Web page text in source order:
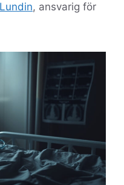
, ansvarig för